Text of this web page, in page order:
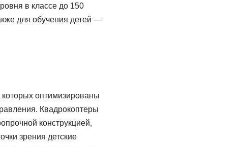
в классе до 150
для обучения детей —
которых оптимизированы
Квадрокоптеры
конструкцией,
зрения детские